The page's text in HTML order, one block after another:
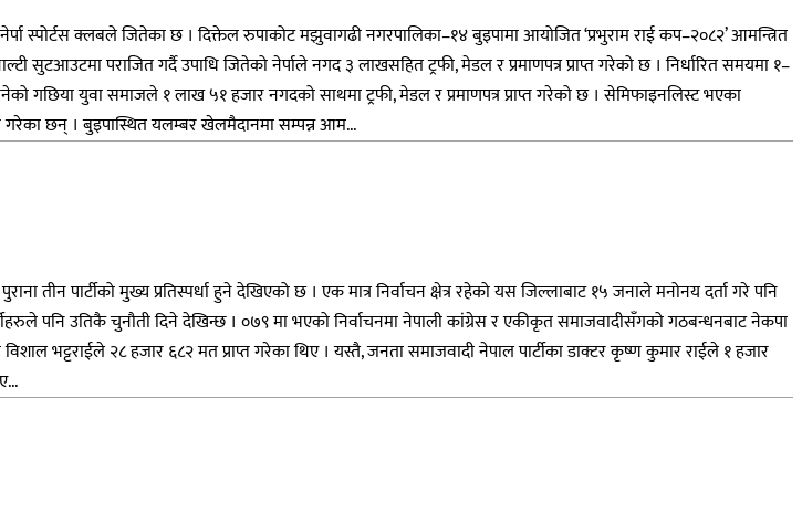
स्पोर्टस क्लबले जितेका छ । दिक्तेल रुपाकोट मझुवागढी नगरपालिका–१४ बुइपामा आयोजित ‘प्रभुराम राई कप–२०८२’ आमन्त्रित
पराजित गर्दै उपाधि जितेको नेर्पाले नगद ३ लाखसहित ट्रफी, मेडल र प्रमाणपत्र प्राप्त गरेको छ । निर्धारित समयमा १–
गछिया युवा समाजले १ लाख ५१ हजार नगदको साथमा ट्रफी, मेडल र प्रमाणपत्र प्राप्त गरेको छ । सेमिफाइनलिस्ट भएका
गरेका छन् । बुइपास्थित यलम्बर खेलमैदानमा सम्पन्न आम...
तीन पार्टीको मुख्य प्रतिस्पर्धा हुने देखिएको छ । एक मात्र निर्वाचन क्षेत्र रहेको यस जिल्लाबाट १५ जनाले मनोनय दर्ता गरे पनि
पनि उतिकै चुनौती दिने देखिन्छ । ०७९ मा भएको निर्वाचनमा नेपाली कांग्रेस र एकीकृत समाजवादीसँगको गठबन्धनबाट नेकपा
भट्टराईले २८ हजार ६८२ मत प्राप्त गरेका थिए । यस्तै, जनता समाजवादी नेपाल पार्टीका डाक्टर कृष्ण कुमार राईले १ हजार